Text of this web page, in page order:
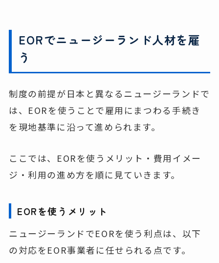
EORでニュージーランド人材を雇
う
制度の前提が日本と異なるニュージーランドで
は、EORを使うことで雇用にまつわる手続き
を現地基準に沿って進められます。
ここでは、EORを使うメリット・費用イメー
ジ・利用の進め方を順に見ていきます。
EORを使うメリット
ニュージーランドでEORを使う利点は、以下
の対応をEOR事業者に任せられる点です。